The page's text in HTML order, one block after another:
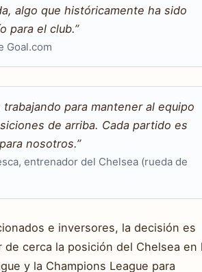
algo que históricamente ha sido
para el club.”
Goal.com
trabajando para mantener al equipo
de arriba. Cada partido es
nosotros.”
entrenador del Chelsea (rueda de
e inversores, la decisión es
de cerca la posición del Chelsea en
y la Champions League para